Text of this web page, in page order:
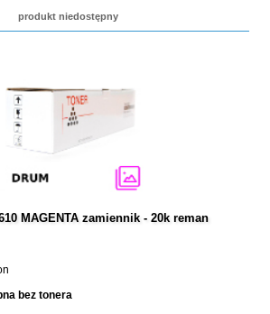
produkt niedostępny
MAGENTA zamiennik - 20k reman
bez tonera